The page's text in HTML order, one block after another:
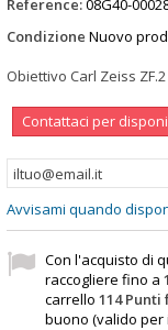
Reference:08G40-
Condizione Nuovo
Obiettivo Carl Zeiss
Contattaci per
Avvisami quando
Con l'acquisto di
raccogliere fino a
carrello 114Punti
buono (valido per